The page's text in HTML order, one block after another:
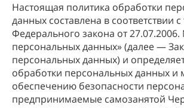
Настоящая политика обработки
данных составлена в соответствии
Федерального закона от
персональных данных» (далее —
персональных данных) и
обработки персональных данных и
обеспечению безопасности
предпринимаемые самозанятой